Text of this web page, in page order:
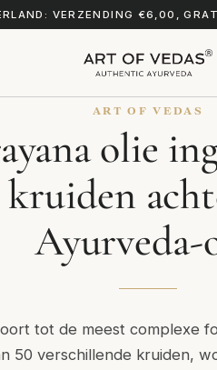
VERZENDING €6,00,
ART OF VEDAS
olie
Ayurveda-
tot de meest complexe
50 verschillende kruiden,